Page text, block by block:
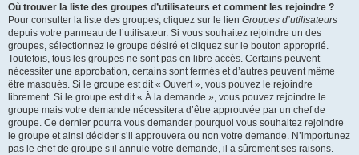
Où trouver la liste des groupes d’utilisateurs et comment les rejoindre ?
Pour consulter la liste des groupes, cliquez sur le lien Groupes d’utilisateurs
depuis votre panneau de l’utilisateur. Si vous souhaitez rejoindre un des
groupes, sélectionnez le groupe désiré et cliquez sur le bouton approprié.
Toutefois, tous les groupes ne sont pas en libre accès. Certains peuvent
nécessiter une approbation, certains sont fermés et d’autres peuvent même
être masqués. Si le groupe est dit « Ouvert », vous pouvez le rejoindre
librement. Si le groupe est dit « À la demande », vous pouvez rejoindre le
groupe mais votre demande nécessitera d’être approuvée par un chef de
groupe. Ce dernier pourra vous demander pourquoi vous souhaitez rejoindre
le groupe et ainsi décider s’il approuvera ou non votre demande. N’importunez
pas le chef de groupe s’il annule votre demande, il a sûrement ses raisons.